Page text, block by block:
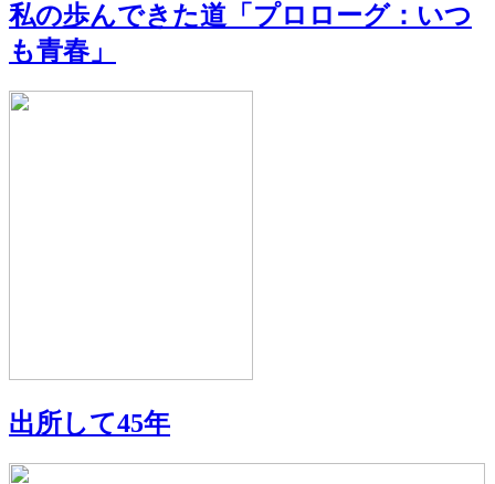
私の歩んできた道「プロローグ：いつ
も青春」
出所して45年